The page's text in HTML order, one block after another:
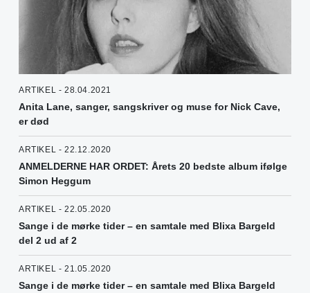
ARTIKEL - 28.04.2021
Anita Lane, sanger, sangskriver og muse for Nick Cave,
er død
ARTIKEL - 22.12.2020
ANMELDERNE HAR ORDET: Årets 20 bedste album ifølge
Simon Heggum
ARTIKEL - 22.05.2020
Sange i de mørke tider – en samtale med Blixa Bargeld
del 2 ud af 2
ARTIKEL - 21.05.2020
Sange i de mørke tider – en samtale med Blixa Bargeld